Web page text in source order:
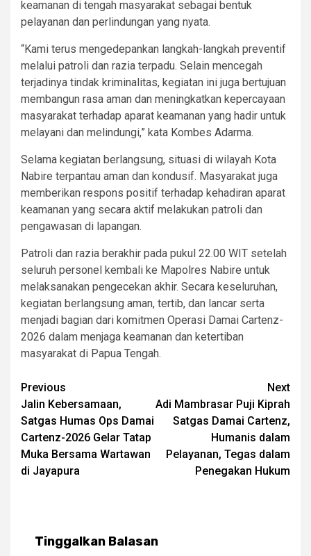
keamanan di tengah masyarakat sebagai bentuk
pelayanan dan perlindungan yang nyata.
“Kami terus mengedepankan langkah-langkah preventif
melalui patroli dan razia terpadu. Selain mencegah
terjadinya tindak kriminalitas, kegiatan ini juga bertujuan
membangun rasa aman dan meningkatkan kepercayaan
masyarakat terhadap aparat keamanan yang hadir untuk
melayani dan melindungi,” kata Kombes Adarma.
Selama kegiatan berlangsung, situasi di wilayah Kota
Nabire terpantau aman dan kondusif. Masyarakat juga
memberikan respons positif terhadap kehadiran aparat
keamanan yang secara aktif melakukan patroli dan
pengawasan di lapangan.
Patroli dan razia berakhir pada pukul 22.00 WIT setelah
seluruh personel kembali ke Mapolres Nabire untuk
melaksanakan pengecekan akhir. Secara keseluruhan,
kegiatan berlangsung aman, tertib, dan lancar serta
menjadi bagian dari komitmen Operasi Damai Cartenz-
2026 dalam menjaga keamanan dan ketertiban
masyarakat di Papua Tengah.
Post
navigation
Previous
Jalin Kebersamaan,
Satgas Humas Ops Damai
Cartenz-2026 Gelar Tatap
Muka Bersama Wartawan
di Jayapura
Next
Adi Mambrasar Puji Kiprah
Satgas Damai Cartenz,
Humanis dalam
Pelayanan, Tegas dalam
Penegakan Hukum
Tinggalkan Balasan